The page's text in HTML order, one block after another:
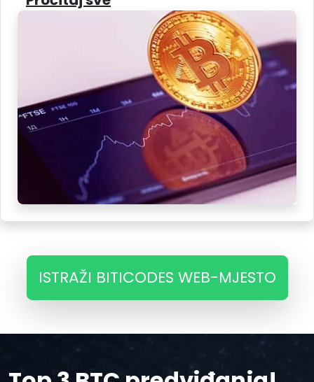
ISTRAŽI BITICODES WEB-MJESTO